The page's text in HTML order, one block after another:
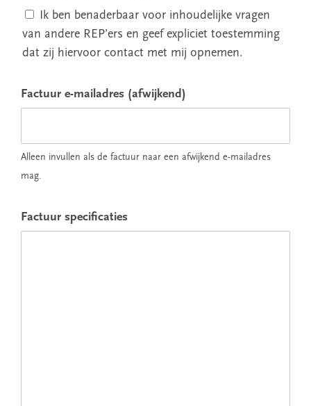
Ik ben benaderbaar voor inhoudelijke vragen
van andere REP’ers en geef expliciet toestemming
dat zij hiervoor contact met mij opnemen.
Factuur e-mailadres (afwijkend)
Alleen invullen als de factuur naar een afwijkend e-mailadres
mag.
Factuur specificaties